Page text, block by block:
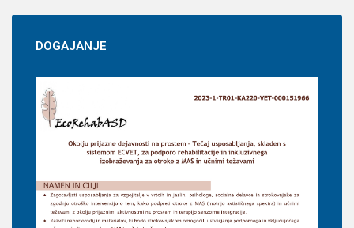
DOGAJANJE